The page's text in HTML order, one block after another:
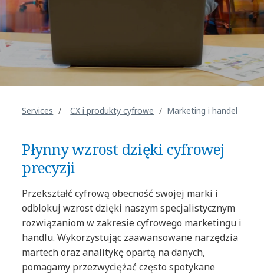
Services CX i produkty cyfrowe Marketing i handel
Płynny wzrost dzięki cyfrowej
precyzji
Przekształć cyfrową obecność swojej marki i
odblokuj wzrost dzięki naszym specjalistycznym
rozwiązaniom w zakresie cyfrowego marketingu i
handlu. Wykorzystując zaawansowane narzędzia
martech oraz analitykę opartą na danych,
pomagamy przezwyciężać często spotykane